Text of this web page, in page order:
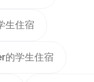
住宿
学生住宿